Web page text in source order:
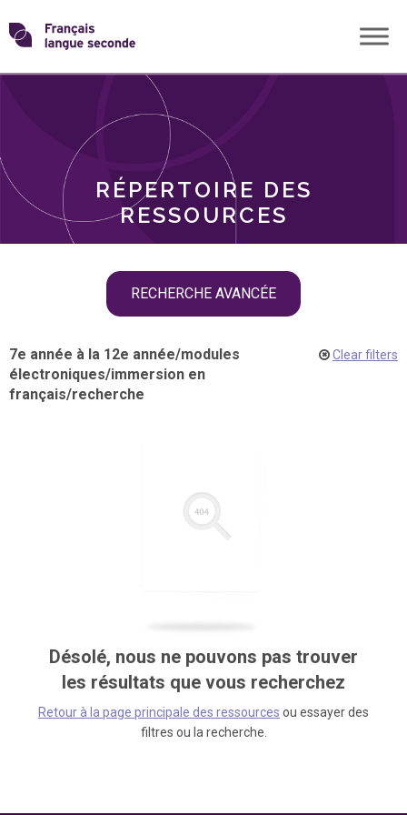
Skip
toTransformons
langue
RÉPERTOIRE DES
RESSOURCES
RECHERCHE AVANCÉE
THÈMES
7e année à la 12e année/modules
électroniques/immersion en
français/recherche
Clear filters
Désolé, nous ne pouvons pas trouver
les résultats que vous recherchez
Retour à la page principale des ressources ou essayer des
filtres ou la recherche.